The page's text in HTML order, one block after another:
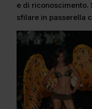
e di
sfilare in passerella